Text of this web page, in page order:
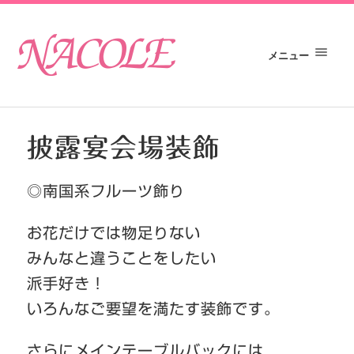
メニュー
披露宴会場装飾
◎南国系フルーツ飾り
お花だけでは物足りない
みんなと違うことをしたい
派手好き！
いろんなご要望を満たす装飾です。
さらにメインテーブルバックには